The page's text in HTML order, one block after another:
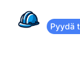
Pyydä